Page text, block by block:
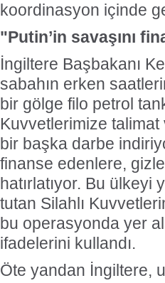
koordinasyon içinde
"Putin’in savaşını
İngiltere Başbakanı
sabahın erken
bir gölge filo petrol
Kuvvetlerimize talimat
bir başka darbe
finanse edenlere,
hatırlatıyor. Bu ülkeyi
tutan Silahlı
bu operasyonda yer
ifadelerini kullandı.
Öte yandan İngiltere,